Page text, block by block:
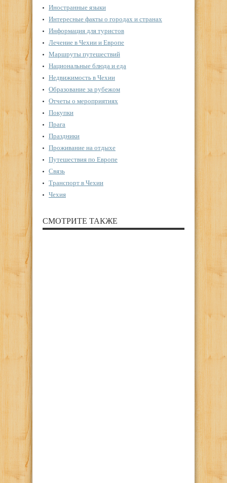
Иностранные языки
Интересные факты о городах и странах
Информация для туристов
Лечение в Чехии и Европе
Маршруты путешествий
Национальные блюда и еда
Недвижимость в Чехии
Образование за рубежом
Отчеты о мероприятиях
Покупки
Прага
Праздники
Проживание на отдыхе
Путешествия по Европе
Связь
Транспорт в Чехии
Чехия
СМОТРИТЕ ТАКЖЕ